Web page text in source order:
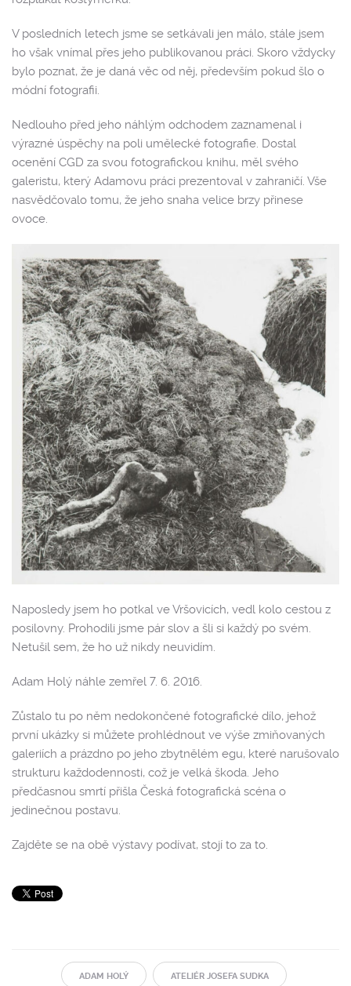
V posledních letech jsme se setkávali jen málo, stále jsem
ho však vnímal přes jeho publikovanou práci. Skoro vždycky
bylo poznat, že je daná věc od něj, především pokud šlo o
módní fotografii.
Nedlouho před jeho náhlým odchodem zaznamenal i
výrazné úspěchy na poli umělecké fotografie. Dostal
ocenění CGD za svou fotografickou knihu, měl svého
galeristu, který Adamovu práci prezentoval v zahraničí. Vše
nasvědčovalo tomu, že jeho snaha velice brzy přinese
ovoce.
Naposledy jsem ho potkal ve Vršovicích, vedl kolo cestou z
posilovny. Prohodili jsme pár slov a šli si každý po svém.
Netušil sem, že ho už nikdy neuvidím.
Adam Holý náhle zemřel 7. 6. 2016.
Zůstalo tu po něm nedokončené fotografické dílo, jehož
první ukázky si můžete prohlédnout ve výše zmiňovaných
galeriích a prázdno po jeho zbytnělém egu, které narušovalo
strukturu každodennosti, což je velká škoda. Jeho
předčasnou smrtí přišla Česká fotografická scéna o
jedinečnou postavu.
Zajděte se na obě výstavy podívat, stojí to za to.
ADAM HOLÝ ATELIÉR JOSEFA SUDKA